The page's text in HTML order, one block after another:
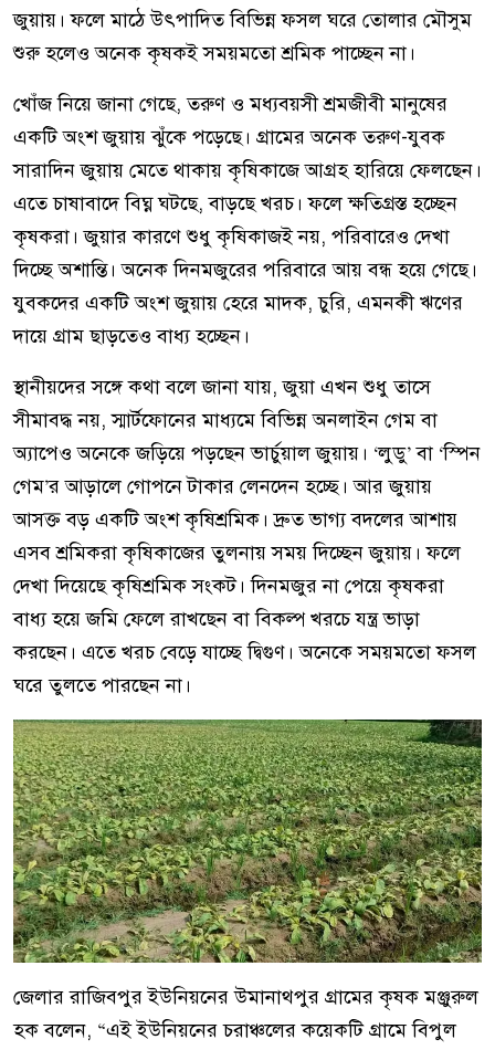
জুয়ায়। ফলে মাঠে উৎপাদিত বিভিন্ন ফসল ঘরে তোলার মৌসুম
শুরু হলেও অনেক কৃষকই সময়মতো শ্রমিক পাচ্ছেন না।
খোঁজ নিয়ে জানা গেছে, তরুণ ও মধ্যবয়সী শ্রমজীবী মানুষের
একটি অংশ জুয়ায় ঝুঁকে পড়েছে। গ্রামের অনেক তরুণ-যুবক
সারাদিন জুয়ায় মেতে থাকায় কৃষিকাজে আগ্রহ হারিয়ে ফেলছেন।
এতে চাষাবাদে বিঘ্ন ঘটছে, বাড়ছে খরচ। ফলে ক্ষতিগ্রস্ত হচ্ছেন
কৃষকরা। জুয়ার কারণে শুধু কৃষিকাজই নয়, পরিবারেও দেখা
দিচ্ছে অশান্তি। অনেক দিনমজুরের পরিবারে আয় বন্ধ হয়ে গেছে।
যুবকদের একটি অংশ জুয়ায় হেরে মাদক, চুরি, এমনকী ঋণের
দায়ে গ্রাম ছাড়তেও বাধ্য হচ্ছেন।
স্থানীয়দের সঙ্গে কথা বলে জানা যায়, জুয়া এখন শুধু তাসে
সীমাবদ্ধ নয়, স্মার্টফোনের মাধ্যমে বিভিন্ন অনলাইন গেম বা
অ্যাপেও অনেকে জড়িয়ে পড়ছেন ভার্চুয়াল জুয়ায়। ‌‘লুডু’ বা ‘স্পিন
গেম’র আড়ালে গোপনে টাকার লেনদেন হচ্ছে। আর জুয়ায়
আসক্ত বড় একটি অংশ কৃষিশ্রমিক। দ্রুত ভাগ্য বদলের আশায়
এসব শ্রমিকরা কৃষিকাজের তুলনায় সময় দিচ্ছেন জুয়ায়। ফলে
দেখা দিয়েছে কৃষিশ্রমিক সংকট। দিনমজুর না পেয়ে কৃষকরা
বাধ্য হয়ে জমি ফেলে রাখছেন বা বিকল্প খরচে যন্ত্র ভাড়া
করছেন। এতে খরচ বেড়ে যাচ্ছে দ্বিগুণ। অনেকে সময়মতো ফসল
ঘরে তুলতে পারছেন না।
জেলার রাজিবপুর ইউনিয়নের উমানাথপুর গ্রামের কৃষক মঞ্জুরুল
হক বলেন, ‍‍“এই ইউনিয়নের চরাঞ্চলের কয়েকটি গ্রামে বিপুল